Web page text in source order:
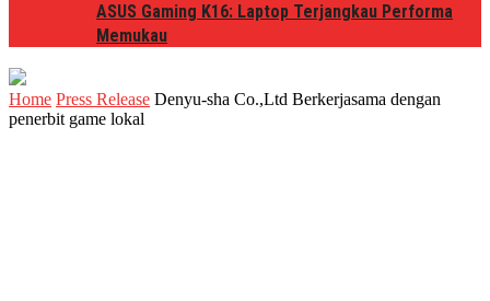
ASUS Gaming K16: Laptop Terjangkau Performa
Memukau
Home Press Release Denyu-sha Co.,Ltd Berkerjasama dengan
penerbit game lokal